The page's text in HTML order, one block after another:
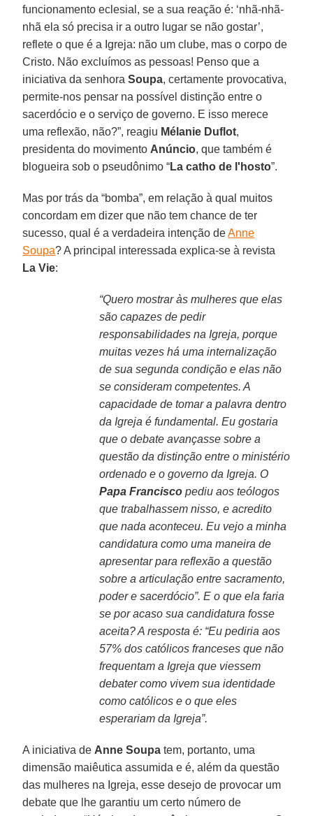
funcionamento eclesial, se a sua reação é: ‘nhã-nhã-
nhã ela só precisa ir a outro lugar se não gostar’,
reflete o que é a Igreja: não um clube, mas o corpo de
Cristo. Não excluímos as pessoas! Penso que a
iniciativa da senhoraSoupa, certamente provocativa,
permite-nos pensar na possível distinção entre o
sacerdócio e o serviço de governo. E isso merece
uma reflexão, não?”, reagiu Mélanie Duflot,
presidenta do movimento Anúncio, que também é
blogueira sob o pseudônimo “La catho de l'hosto”.
Mas por trás da “bomba”, em relação à qual muitos
concordam em dizer que não tem chance de ter
sucesso, qual é a verdadeira intenção deAnne
Soupa? A principal interessada explica-se à revista
La Vie:
“Quero mostrar às mulheres que elas
são capazes de pedir
responsabilidades na Igreja, porque
muitas vezes há uma internalização
de sua segunda condição e elas não
se consideram competentes. A
capacidade de tomar a palavra dentro
da Igreja é fundamental. Eu gostaria
que o debate avançasse sobre a
questão da distinção entre o ministério
ordenado e o governo da Igreja. O
Papa Franciscopediu aos teólogos
que trabalhassem nisso, e acredito
que nada aconteceu. Eu vejo a minha
candidatura como uma maneira de
apresentar para reflexão a questão
sobre a articulação entre sacramento,
poder e sacerdócio”. E o que ela faria
se por acaso sua candidatura fosse
aceita? A resposta é: “Eu pediria aos
57% dos católicos franceses que não
frequentam a Igreja que viessem
debater como vivem sua identidade
como católicos e o que eles
esperariam da Igreja”.
A iniciativa de Anne Soupa tem, portanto, uma
dimensão maiêutica assumida e é, além da questão
das mulheres na Igreja, esse desejo de provocar um
debate que lhe garantiu um certo número de